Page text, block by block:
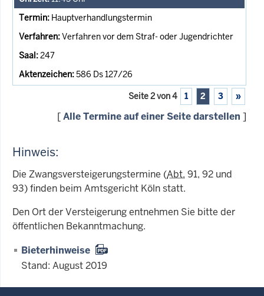
Hauptverhandlungstermin
Verfahren vor dem Straf- oder Jugendrichter
247
586 Ds 127/26
Seite 2 von 4 1 2 3 »
[Alle Termine auf einer Seite darstellen ]
Hinweis:
Die Zwangsversteigerungstermine (Abt. 91, 92 und
93) finden beim Amtsgericht Köln statt.
Den Ort der Versteigerung entnehmen Sie bitte der
öffentlichen Bekanntmachung.
Bieterhinweise
Stand: August 2019